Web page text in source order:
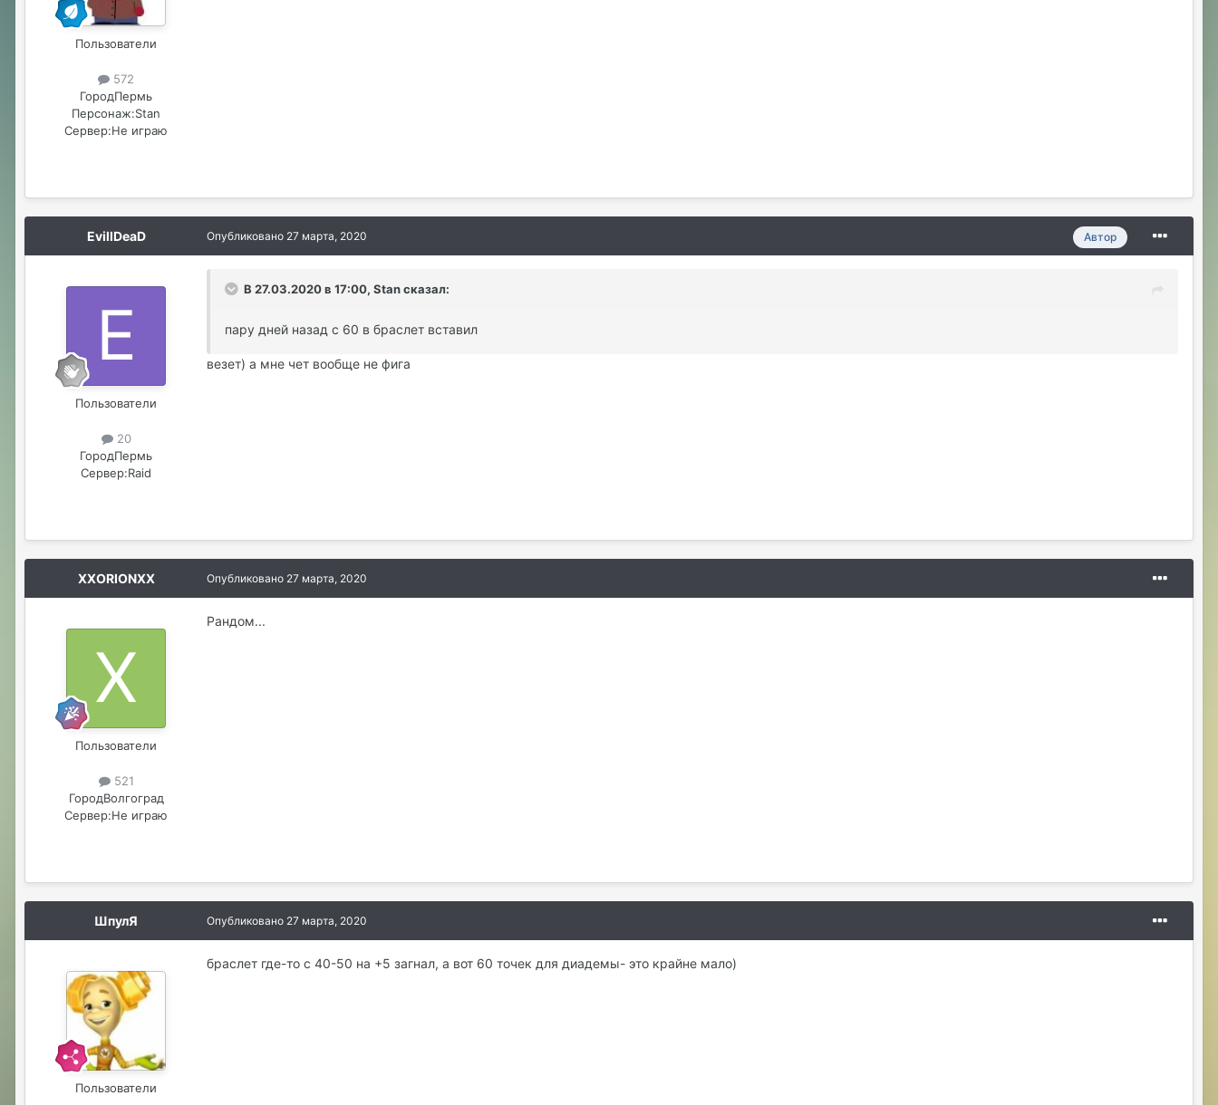
Пользователи
572
ГородПермь
Персонаж:Stan
Сервер:Не играю
EvillDeaD
Пользователи
20
ГородПермь
Сервер:Raid
Автор
Опубликовано 27 марта, 2020
В 27.03.2020 в 17:00, Stan сказал:
пару дней назад с 60 в браслет вставил
везет) а мне чет вообще не фига
XXORIONXX
Пользователи
521
ГородВолгоград
Сервер:Не играю
Опубликовано 27 марта, 2020
Рандом...
ШпулЯ
Пользователи
Опубликовано 27 марта, 2020
браслет где-то с 40-50 на +5 загнал, а вот 60 точек для диадемы- это крайне мало)